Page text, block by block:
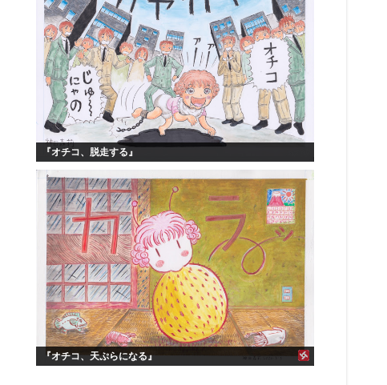
『オチコ、脱走する』
『オチコ、天ぷらになる』